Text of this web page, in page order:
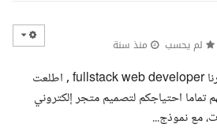
لم يحسب منذ سنة
السلام عليكم استاذ فايز انا رنا fullstack web developer , اطلعت
احتياجكم لتصميم متجر إلكتروني
مع نموذج...